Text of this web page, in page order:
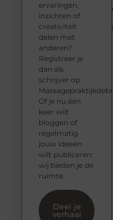
ervaringen,
inzichten of
creativiteit
delen met
anderen?
Registreer je
dan als
schrijver op
Of je nu één
keer wilt
bloggen of
regelmatig
jouw ideeën
wilt publiceren:
wij bieden je de
ruimte.
Deel je
verhaal